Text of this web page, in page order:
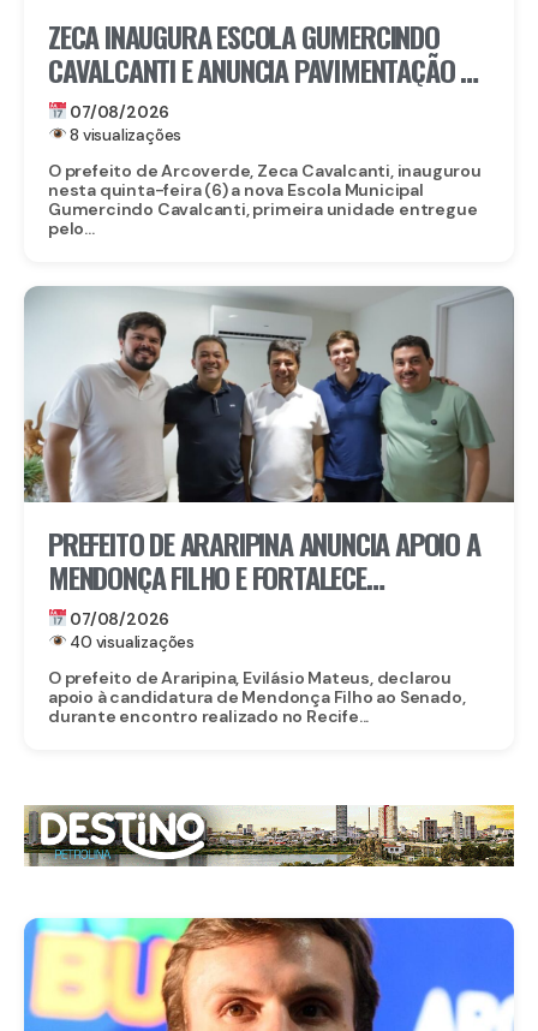
ZECA INAUGURA ESCOLA GUMERCINDO
CAVALCANTI E ANUNCIA PAVIMENTAÇÃO DE
QUASE 100 RUAS EM ARCOVERDE
07/08/2026
8 visualizações
O prefeito de Arcoverde, Zeca Cavalcanti, inaugurou
nesta quinta-feira (6) a nova Escola Municipal
Gumercindo Cavalcanti, primeira unidade entregue
pelo...
PREFEITO DE ARARIPINA ANUNCIA APOIO A
MENDONÇA FILHO E FORTALECE
CANDIDATURA NO SERTÃO
07/08/2026
40 visualizações
O prefeito de Araripina, Evilásio Mateus, declarou
apoio à candidatura de Mendonça Filho ao Senado,
durante encontro realizado no Recife...